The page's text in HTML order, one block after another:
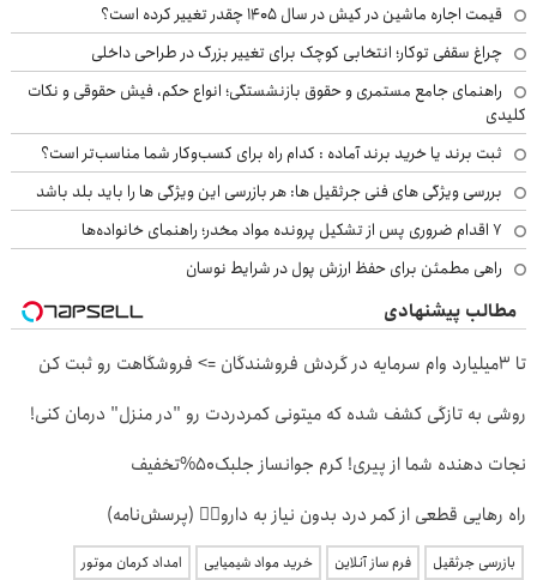
قیمت اجاره ماشین در کیش در سال ۱۴۰۵ چقدر تغییر کرده است؟
چراغ سقفی توکار؛ انتخابی کوچک برای تغییر بزرگ در طراحی داخلی
راهنمای جامع مستمری و حقوق بازنشستگی؛ انواع حکم، فیش حقوقی و نکات
کلیدی
ثبت برند یا خرید برند آماده : کدام راه برای کسب‌وکار شما مناسب‌تر است؟
بررسی ویژگی های فنی جرثقیل ها: هر بازرسی این ویژگی ها را باید بلد باشد
۷ اقدام ضروری پس از تشکیل پرونده مواد مخدر؛ راهنمای خانواده‌ها
راهی مطمئن برای حفظ ارزش پول در شرایط نوسان
مطالب پیشنهادی
تا 3میلیارد وام سرمایه در گردش فروشندگان => فروشگاهت رو ثبت کن
روشی به تازگی کشف شده که میتونی کمردردت رو "در منزل" درمان کنی!
نجات دهنده شما از پیری! کرم جوانساز جلبک50%تخفیف
راه رهایی قطعی از کمر درد بدون نیاز به دارو👈🏻 (پرسش‌نامه)
بازرسی جرثقیل فرم ساز آنلاین خرید مواد شیمیایی امداد کرمان موتور